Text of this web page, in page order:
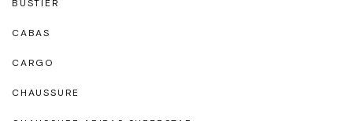
BUSTIER
CABAS
CARGO
CHAUSSURE